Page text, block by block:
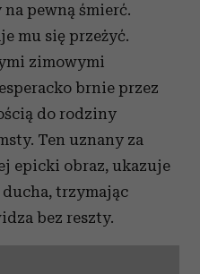
pewną śmierć.
mu się przeżyć.
zimowymi
brnie przez
do rodziny
Ten uznany za
epicki obraz, ukazuje
ducha, trzymając
bez reszty.